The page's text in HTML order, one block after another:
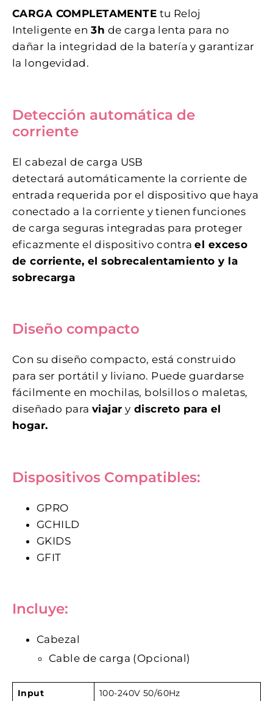
CARGA COMPLETAMENTE tu Reloj
Inteligente en 3h de carga lenta para no
dañar la integridad de la batería y garantizar
la longevidad.
Detección automática de
corriente
El cabezal de carga USB
detectará automáticamente la corriente de
entrada requerida por el dispositivo que haya
conectado a la corriente y tienen funciones
de carga seguras integradas para proteger
eficazmente el dispositivo contrael exceso
de corriente, el sobrecalentamiento y la
sobrecarga
Diseño compacto
Con su diseño compacto, está construido
para ser portátil y liviano. Puede guardarse
fácilmente en mochilas, bolsillos o maletas,
diseñado para viajar y discreto para el
hogar.
Dispositivos Compatibles:
GPRO
GCHILD
GKIDS
GFIT
Incluye:
Cabezal
Cable de carga (Opcional)
Input
100-240V 50/60Hz